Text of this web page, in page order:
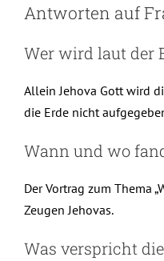
Antworten auf
Wer wird laut der
Allein Jehova Gott wird
die Erde nicht
Wann und wo
Der Vortrag zum Thema
Zeugen Jehovas.
Was verspricht